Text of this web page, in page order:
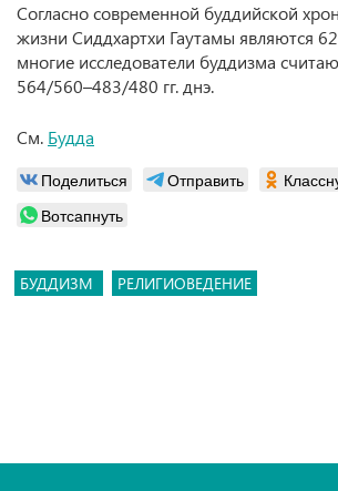
Согласно современной буддийской
жизни Сиддхартхи Гаутамы являются
многие исследователи буддизма
564/560–483/480 гг. днэ.
См. Будда
Поделиться Отправить
Вотсапнуть
БУДДИЗМ РЕЛИГИОВЕДЕНИЕ